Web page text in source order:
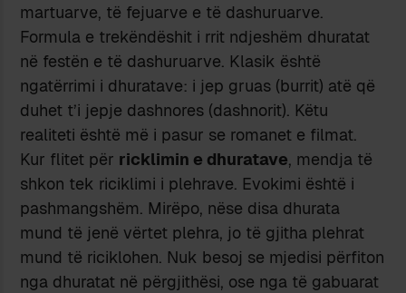
martuarve, të fejuarve e të dashuruarve.
Formula e trekëndëshit i rrit ndjeshëm dhuratat
në festën e të dashuruarve. Klasik është
ngatërrimi i dhuratave: i jep gruas (burrit) atë që
duhet t’i jepje dashnores (dashnorit). Këtu
realiteti është më i pasur se romanet e filmat.
Kur flitet për ricklimin e dhuratave, mendja të
shkon tek riciklimi i plehrave. Evokimi është i
pashmangshëm. Mirëpo, nëse disa dhurata
mund të jenë vërtet plehra, jo të gjitha plehrat
mund të riciklohen. Nuk besoj se mjedisi përfiton
nga dhuratat në përgjithësi, ose nga të gabuarat